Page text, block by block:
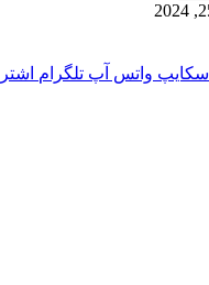
اسکایپ واتس آپ تلگرام